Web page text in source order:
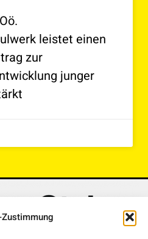
leistet einen
zur
junger